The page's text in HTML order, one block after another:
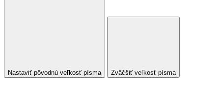
Nastaviť pôvodnú veľkosť písma Zväčšiť veľkosť písma